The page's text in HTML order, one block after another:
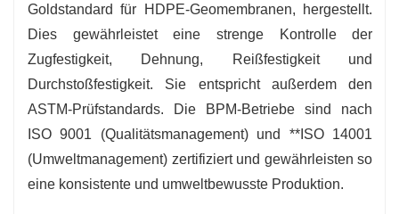
Goldstandard für HDPE-Geomembranen, hergestellt.
Dies gewährleistet eine strenge Kontrolle der
Zugfestigkeit, Dehnung, Reißfestigkeit und
Durchstoßfestigkeit. Sie entspricht außerdem den
ASTM-Prüfstandards. Die BPM-Betriebe sind nach
ISO 9001 (Qualitätsmanagement) und **ISO 14001
(Umweltmanagement) zertifiziert und gewährleisten so
eine konsistente und umweltbewusste Produktion.